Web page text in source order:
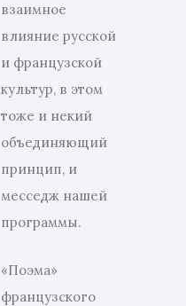
взаимное
влияние русской
и французской
культур, в этом
тоже и некий
объединяющий
принцип, и
месседж нашей
программы.
«Поэма»
французского